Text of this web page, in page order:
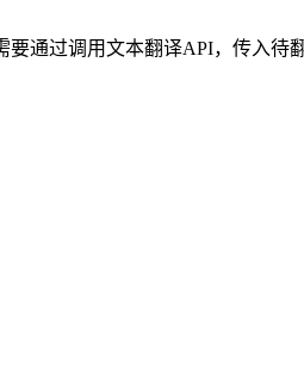
通过调用文本翻译API，传入